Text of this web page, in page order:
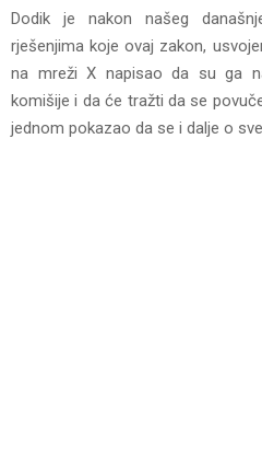
Dodik je nakon našeg
rješenjima koje ovaj zakon,
na mreži X napisao da su ga
komišije i da će tražti da se
jednom pokazao da se i dalje o